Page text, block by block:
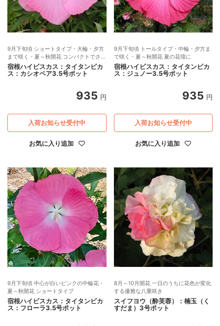
9月下旬頃 ショートタイプ・大輪・夕方
まで咲く・夏～秋開花 コンパクトでさわ
やかなピンク大輪
宿根ハイビスカス：タイタンビカ
ス：カシオペア3.5号ポット
935 円
お気に入り追加
入荷お知らせ受付中
9月下旬頃 トールタイプ・中輪・夕方ま
で咲く・夏～秋開花 夏の花壇に
宿根ハイビスカス：タイタンビカ
ス：ジュノー3.5号ポット
935 円
お気に入り追加
入荷お知らせ受付中
9月下旬頃 中心が白いピンクの中輪花・
夏～秋開花 ショートタイプ
宿根ハイビスカス：タイタンビカ
ス：フローラ3.5号ポット
8月～10月開花 一日のうちに花色が変化
する優雅な八重咲き
スイフヨウ（酔芙蓉）：楠玉（く
すだま）3号ポット